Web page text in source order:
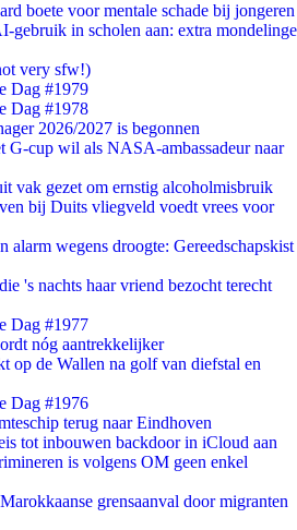
boete voor mentale schade bij jongeren
gebruik in scholen aan: extra mondelinge
very sfw!)
Dag #1979
Dag #1978
2026/2027 is begonnen
G-cup wil als NASA-ambassadeur naar
vak gezet om ernstig alcoholmisbruik
bij Duits vliegveld voedt vrees voor
alarm wegens droogte: Gereedschapskist
's nachts haar vriend bezocht terecht
Dag #1977
nóg aantrekkelijker
op de Wallen na golf van diefstal en
Dag #1976
terug naar Eindhoven
tot inbouwen backdoor in iCloud aan
is volgens OM geen enkel
grensaanval door migranten